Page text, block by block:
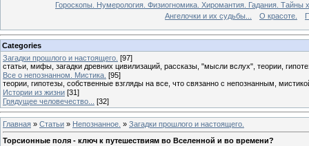
Гороскопы. Нумерология. Физиогномика. Хиромантия. Гадания. Тайны
Ангелочки и их судьбы...
О красоте.
Categories
Загадки прошлого и настоящего. [97]
статьи, мифы, загадки древних цивилизаций, рассказы, "мысли вслух", теории,
Все о непознанном. Мистика. [95]
теории, гипотезы, собственные взгляды на все, что связанно с непознанным,
Истории из жизни [31]
Грядущее человечество...
[32]
Главная » Статьи » Непознанное. » Загадки прошлого и настоящего.
Торсионные поля - ключ к путешествиям во Вселенной и во времени?